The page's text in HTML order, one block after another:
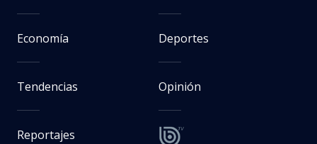
Economía Deportes
Tendencias Opinión
Reportajes